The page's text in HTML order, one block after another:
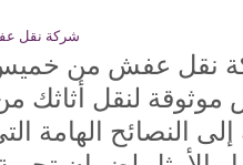
نقل عفش من
موثوقة لنقل
النصائح الهامة